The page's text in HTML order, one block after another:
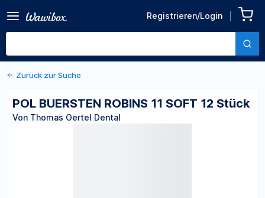
Registrieren/Login
SOFT 12 Stück
Von Thomas Oertel Dental
Zurück zu den Produktdetails
Zurück zur Suche
POL BUERSTEN ROBINS 11 SOFT 12 Stück
Von Thomas Oertel Dental